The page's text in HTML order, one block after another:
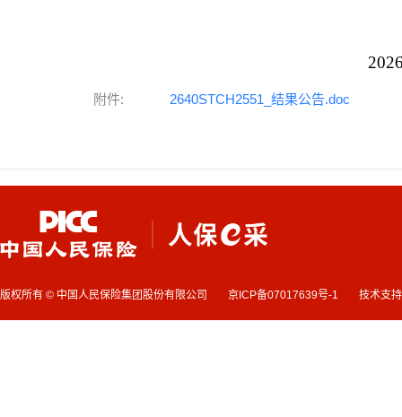
附件: 2640STCH2551_结果公告.doc
版权所有 © 中国人民保险集团股份有限公司 京ICP备07017639号-1 技术支